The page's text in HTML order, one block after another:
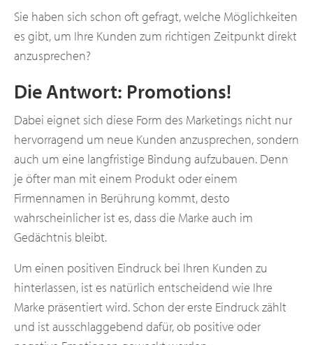
Sie haben sich schon oft gefragt, welche Möglichkeiten
es gibt, um Ihre Kunden zum richtigen Zeitpunkt direkt
anzusprechen?
Die Antwort: Promotions!
Dabei eignet sich diese Form des Marketings nicht nur
hervorragend um neue Kunden anzusprechen, sondern
auch um eine langfristige Bindung aufzubauen. Denn
je öfter man mit einem Produkt oder einem
Firmennamen in Berührung kommt, desto
wahrscheinlicher ist es, dass die Marke auch im
Gedächtnis bleibt.
Um einen positiven Eindruck bei Ihren Kunden zu
hinterlassen, ist es natürlich entscheidend wie Ihre
Marke präsentiert wird. Schon der erste Eindruck zählt
und ist ausschlaggebend dafür, ob positive oder